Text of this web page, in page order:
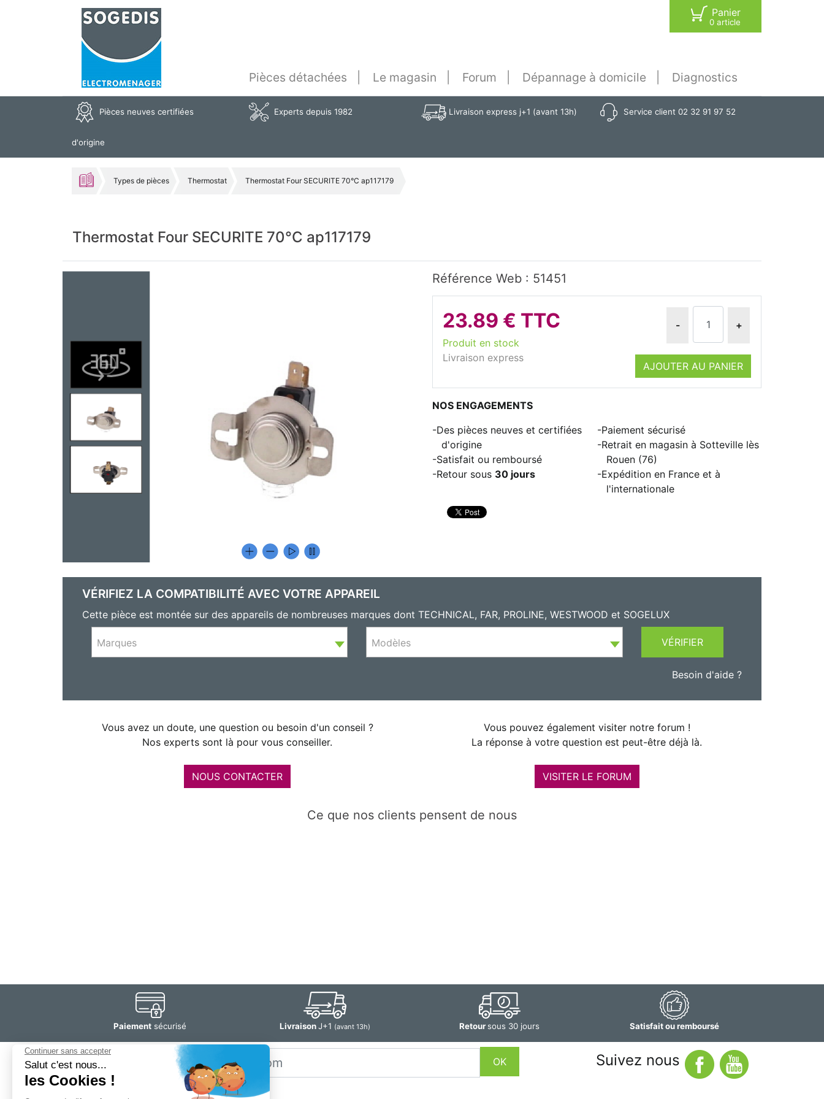
Panier
0 article
Pièces détachées Le magasin Forum Dépannage à domicile Diagnostics
Pièces neuves certifiées
d'origine
Experts depuis 1982 Livraison express j+1 (avant 13h) Service client 02 32 91 97 52
Types de pièces Thermostat Thermostat Four SECURITE 70°C ap117179
Thermostat Four SECURITE 70°C ap117179
Référence Web : 51451
23.89 € TTC
Produit en stock
Livraison express
- +
AJOUTER AU PANIER
NOS ENGAGEMENTS
Des pièces neuves et certifiées
d'origine
Satisfait ou remboursé
Retour sous 30 jours
Paiement sécurisé
Retrait en magasin à Sotteville lès
Rouen (76)
Expédition en France et à
l'internationale
VÉRIFIEZ LA COMPATIBILITÉ AVEC VOTRE APPAREIL
Cette pièce est montée sur des appareils de nombreuses marques dont TECHNICAL, FAR, PROLINE, WESTWOOD et SOGELUX
Marques Modèles VÉRIFIER
Besoin d'aide ?
Vous avez un doute, une question ou besoin d'un conseil ?
Nos experts sont là pour vous conseiller.
NOUS CONTACTER
Vous pouvez également visiter notre forum !
La réponse à votre question est peut-être déjà là.
VISITER LE FORUM
Ce que nos clients pensent de nous
Paiement sécurisé LivraisonJ+1 (avant 13h) Retoursous 30 jours Satisfait ou remboursé
Restez
informé
Email
OK Suivez nous